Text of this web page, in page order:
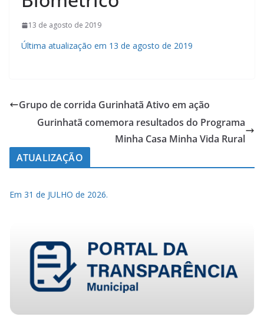
13 de agosto de 2019
Última atualização em 13 de agosto de 2019
Grupo de corrida Gurinhatã Ativo em ação
Gurinhatã comemora resultados do Programa
Minha Casa Minha Vida Rural
ATUALIZAÇÃO
Em 31 de JULHO de 2026.